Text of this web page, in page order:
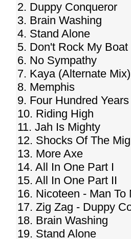
2. Duppy Conqueror
3. Brain Washing
4. Stand Alone
5. Don't Rock My Boat
6. No Sympathy
7. Kaya (Alternate Mix)
8. Memphis
9. Four Hundred Years
10. Riding High
11. Jah Is Mighty
12. Shocks Of The
13. More Axe
14. All In One Part I
15. All In One Part II
16. Nicoteen - Man To
17. Zig Zag - Duppy
18. Brain Washing
19. Stand Alone